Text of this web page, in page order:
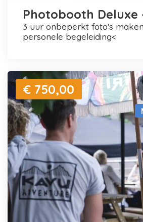
Photobooth Deluxe
3 uur onbeperkt foto's maken en printen +
personele begeleiding<
€ 750,00